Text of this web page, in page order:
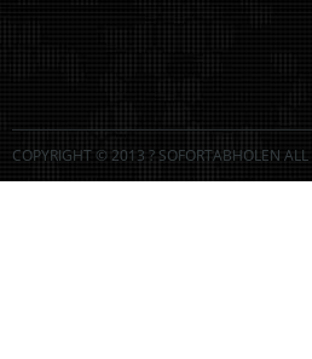
COPYRIGHT © 2013 ? SOFORTABHOLEN ALL